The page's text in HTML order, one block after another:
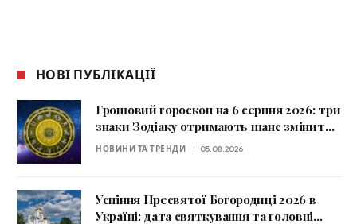
НОВІ ПУБЛІКАЦІЇ
Грошовий гороскоп на 6 серпня 2026: три
знаки Зодіаку отримають шанс змінити
фінансову ситуацію
НОВИНИ ТА ТРЕНДИ 05.08.2026
Успіння Пресвятої Богородиці 2026 в
Україні: дата святкування та головні